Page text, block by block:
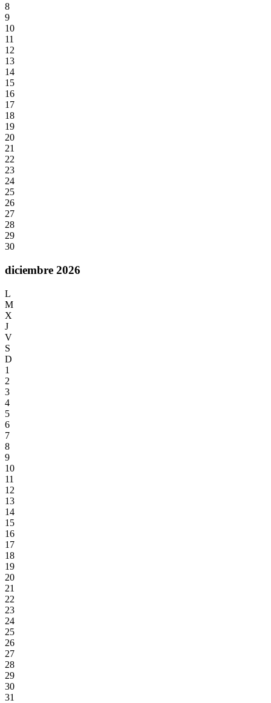
8
9
10
11
12
13
14
15
16
17
18
19
20
21
22
23
24
25
26
27
28
29
30
diciembre 2026
L
M
X
J
V
S
D
1
2
3
4
5
6
7
8
9
10
11
12
13
14
15
16
17
18
19
20
21
22
23
24
25
26
27
28
29
30
31